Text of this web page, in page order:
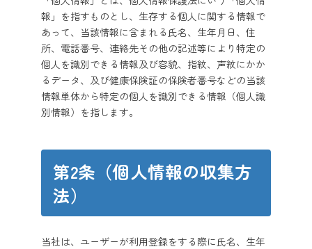
報」を指すものとし、生存する個人に関する情報で
あって、当該情報に含まれる氏名、生年月日、住
所、電話番号、連絡先その他の記述等により特定の
個人を識別できる情報及び容貌、指紋、声紋にかか
るデータ、及び健康保険証の保険者番号などの当該
情報単体から特定の個人を識別できる情報（個人識
別情報）を指します。
第2条（個人情報の収集方
法）
当社は、ユーザーが利用登録をする際に氏名、生年